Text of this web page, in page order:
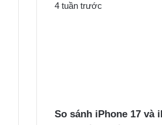
4 tuần trước
So sánh iPhone 17 và